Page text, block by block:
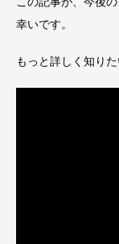
幸いです。
もっと詳しく知り